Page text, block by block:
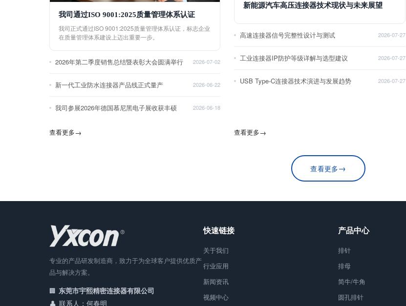
我司通过ISO 9001:2025质量管理体系认证
我司正式通过ISO 9001:2025质量管理体系认证，标志企业
在质量管理体系建设上迈出重要一步。
2026年第二季度销售总结暨表彰大会圆满举行 2026-07-02
新一代工业防水连接器产品线正式量产 2026-06-22
我司参展2026年德国慕尼黑电子展收获丰硕 2026-06-18
查看更多→
新能源汽车高压连接器技术现状与未来展望
高速连接器信号完整性设计与测试 2026-07-27
工业连接器IP防护等级详解与选型建议 2026-07-27
USB Type-C连接器技术演进与发展趋势 2026-07-27
查看更多→
查看更多→
专业的产品研发制造商，致力于为全球客户提供优质产
品与解决方案。
东莞市宇熙精密连接器有限公司
联系人：何春明
快速链接
关于我们
行业应用
新闻资讯
视频中心
产品中心
排针
排母
简牛/牛角
圆孔排针